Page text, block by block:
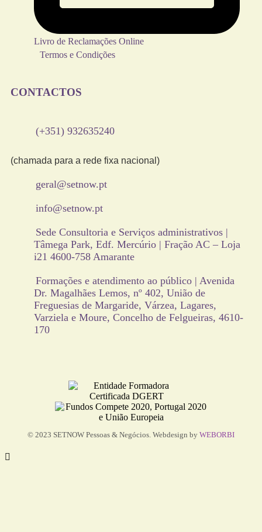
Livro de Reclamações Online
Termos e Condições
CONTACTOS
(+351) 932635240
(chamada para a rede fixa nacional)
geral@setnow.pt
info@setnow.pt
Sede Consultoria e Serviços administrativos |
Tâmega Park, Edf. Mercúrio | Fração AC – Loja
i21 4600-758 Amarante
Formações e atendimento ao público | Avenida
Dr. Magalhães Lemos, nº 402, União de
Freguesias de Margaride, Várzea, Lagares,
Varziela e Moure, Concelho de Felgueiras, 4610-
170
© 2023 SETNOW Pessoas & Negócios. Webdesign by WEBORBI